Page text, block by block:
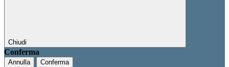
Chiudi
Conferma
Annulla Conferma